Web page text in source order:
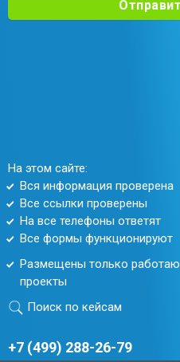
На этом сайте:
Вся информация проверена
Все ссылки проверены
На все телефоны ответят
Все формы функционируют
Размещены только
проекты
Поиск по кейсам
+7 (499) 288-26-79